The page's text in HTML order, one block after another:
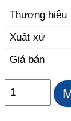
Thương hiệu
Xuất xứ
Giá bán